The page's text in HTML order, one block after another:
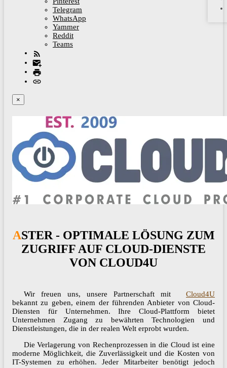
Telegram
WhatsApp
Yammer
Reddit
Teams
×
ASTER - OPTIMALE LÖSUNG ZUM
ZUGRIFF AUF CLOUD-DIENSTE
VON CLOUD4U
Wir freuen uns, unsere Partnerschaft mit
Cloud4U
bekannt zu geben, einem der führenden Anbieter von Cloud-
Diensten für Unternehmen. Ihre Cloud-Plattform bietet
Unternehmen Zugang zu bewährten Technologien und
Dienstleistungen, die in der realen Welt erprobt wurden.
Die Verlagerung von Rechenprozessen in die Cloud ist eine
moderne Möglichkeit, die Zuverlässigkeit und die Kosten von
IT-Systemen zu erhöhen. Jeder Mitarbeiter benötigt jedoch